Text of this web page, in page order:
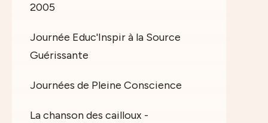
2005
Journée Educ'Inspir à la Source
Guérissante
Journées de Pleine Conscience
La chanson des cailloux -